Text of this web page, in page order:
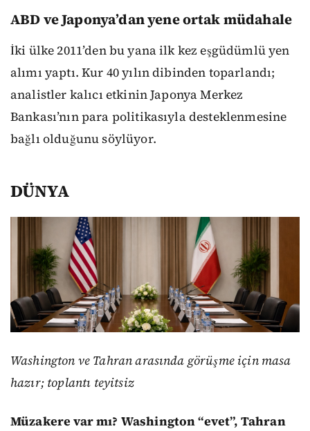
ABD ve Japonya’dan yene ortak müdahale
İki ülke 2011’den bu yana ilk kez eşgüdümlü yen
alımı yaptı. Kur 40 yılın dibinden toparlandı;
analistler kalıcı etkinin Japonya Merkez
Bankası’nın para politikasıyla desteklenmesine
bağlı olduğunu söylüyor.
DÜNYA
Washington ve Tahran arasında görüşme için masa
hazır; toplantı teyitsiz
Müzakere var mı? Washington “evet”, Tahran